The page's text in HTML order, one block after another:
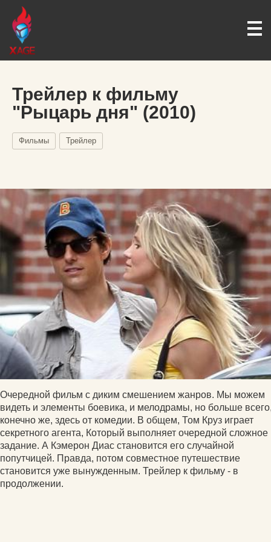
Трейлер к фильму
"Рыцарь дня" (2010)
Фильмы Трейлер
Очередной фильм с диким смешением жанров. Мы можем
видеть и элементы боевика, и мелодрамы, но больше
конечно же, здесь от комедии. В общем, Том Круз играет
секретного агента, Который выполняет очередной сложное
задание. А Кэмерон Диас становится его случайной
попутчицей. Правда, потом совместное путешествие
становится уже вынужденным. Трейлер к фильму - в
продолжении.